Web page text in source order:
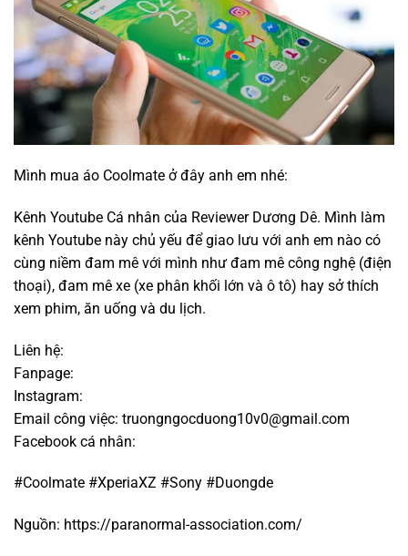
Mình mua áo Coolmate ở đây anh em nhé:
Kênh Youtube Cá nhân của Reviewer Dương Dê. Mình làm
kênh Youtube này chủ yếu để giao lưu với anh em nào có
cùng niềm đam mê với mình như đam mê công nghệ (điện
thoại), đam mê xe (xe phân khối lớn và ô tô) hay sở thích
xem phim, ăn uống và du lịch.
Liên hệ:
Fanpage:
Instagram:
Email công việc: truongngocduong10v0@gmail.com
Facebook cá nhân:
#Coolmate #XperiaXZ #Sony #Duongde
Nguồn: https://paranormal-association.com/